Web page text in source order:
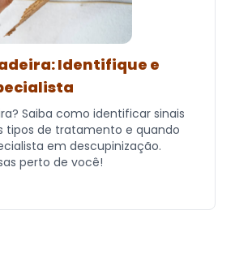
Identifique e
Saiba como identificar sinais
tipos de tratamento e quando
em descupinização.
perto de você!